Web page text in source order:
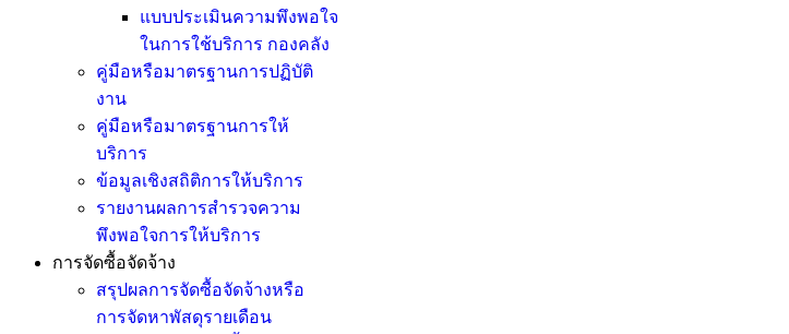
แบบประเมินความพึงพอใจ
ในการใช้บริการ กองคลัง
คู่มือหรือมาตรฐานการปฏิบัติ
งาน
คู่มือหรือมาตรฐานการให้
บริการ
ข้อมูลเชิงสถิติการให้บริการ
รายงานผลการสำรวจความ
พึงพอใจการให้บริการ
การจัดซื้อจัดจ้าง
สรุปผลการจัดซื้อจัดจ้างหรือ
การจัดหาพัสดุรายเดือน